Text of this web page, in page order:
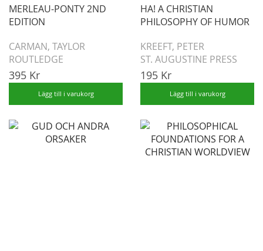
MERLEAU-PONTY 2ND
EDITION
CARMAN, TAYLOR
ROUTLEDGE
395 Kr
Lägg till i varukorg
HA! A CHRISTIAN
PHILOSOPHY OF HUMOR
KREEFT, PETER
ST. AUGUSTINE PRESS
195 Kr
Lägg till i varukorg